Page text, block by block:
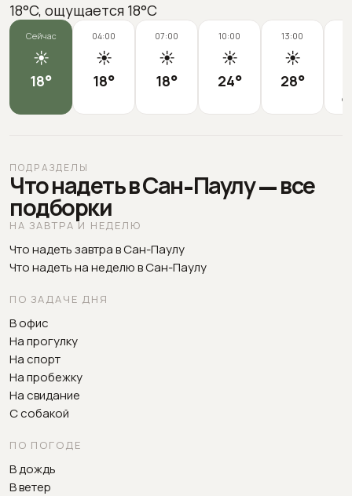
18°C, ощущается 18°C
Сейчас
☀️
18°
04:00
☀️
18°
07:00
☀️
18°
10:00
☀️
24°
13:00
☀️
28°
ПОДРАЗДЕЛЫ
Что надеть в Сан-Паулу — все
подборки
НА ЗАВТРА И НЕДЕЛЮ
Что надеть завтра в Сан-Паулу
Что надеть на неделю в Сан-Паулу
ПО ЗАДАЧЕ ДНЯ
В офис
На прогулку
На спорт
На пробежку
На свидание
С собакой
ПО ПОГОДЕ
В дождь
В ветер